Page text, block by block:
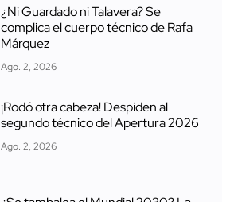
¿Ni Guardado ni Talavera? Se
complica el cuerpo técnico de Rafa
Márquez
Ago. 2, 2026
¡Rodó otra cabeza! Despiden al
segundo técnico del Apertura 2026
Ago. 2, 2026